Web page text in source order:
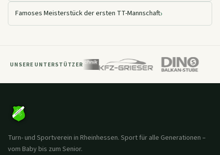
Famoses Meisterstück der ersten TT-Mannschaft›
UNSERE UNTERSTÜTZER
Turn- und Sportverein in Rheinhessen. Sport für alle Generationen –
vom Baby bis zum Senior.